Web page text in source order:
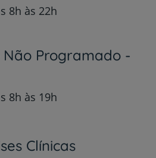
8h às 22h
Programado -
8h às 19h
Clínicas